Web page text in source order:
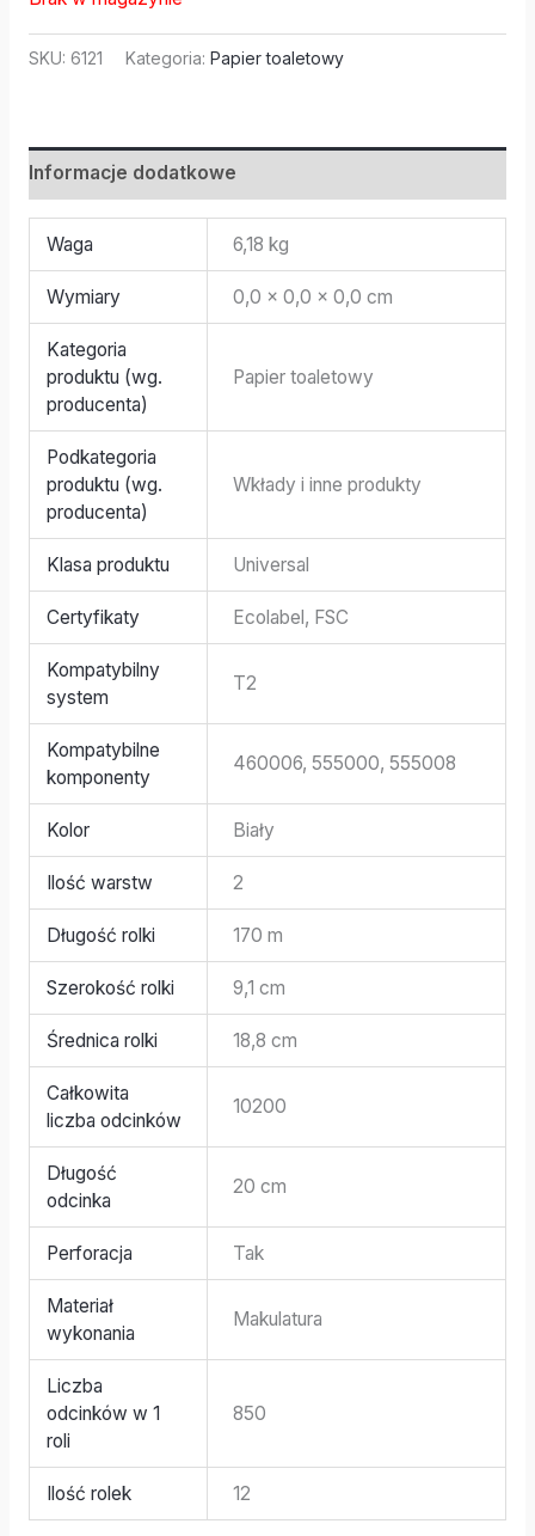
SKU: 6121 Kategoria: Papier toaletowy
Informacje dodatkowe
Waga 6,18 kg
Wymiary 0,0 × 0,0 × 0,0 cm
Kategoria
produktu (wg.
producenta)
Papier toaletowy
Podkategoria
produktu (wg.
producenta)
Wkłady i inne produkty
Klasa produktu Universal
Certyfikaty Ecolabel, FSC
Kompatybilny
system
T2
Kompatybilne
komponenty
460006, 555000, 555008
Kolor Biały
Ilość warstw 2
Długość rolki 170 m
Szerokość rolki 9,1 cm
Średnica rolki 18,8 cm
Całkowita
liczba odcinków
10200
Długość
odcinka
20 cm
Perforacja Tak
Materiał
wykonania
Makulatura
Liczba
odcinków w 1
roli
850
Ilość rolek 12